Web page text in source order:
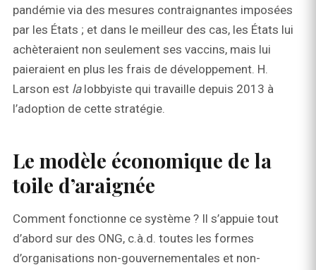
pandémie via des mesures contraignantes imposées
par les États ; et dans le meilleur des cas, les États lui
achèteraient non seulement ses vaccins, mais lui
paieraient en plus les frais de développement. H.
Larson est lalobbyiste qui travaille depuis 2013 à
l’adoption de cette stratégie.
Le modèle économique de la
toile d’araignée
Comment fonctionne ce système ? Il s’appuie tout
d’abord sur des ONG, c.à.d. toutes les formes
d’organisations non-gouvernementales et non-